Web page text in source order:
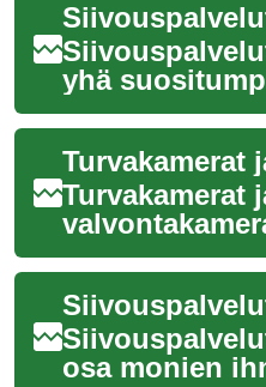
yhä
monille
yrityksille. Ne
ammattima...
Turvakamerat
yhä
yrityksissäkin.
osa monien